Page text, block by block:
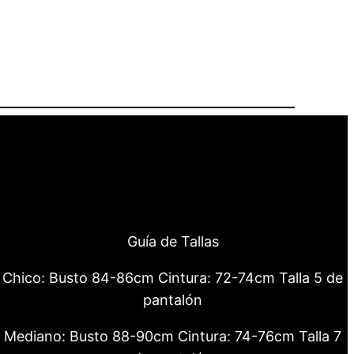
Guía de Tallas
Chico: Busto 84-86cm Cintura: 72-74cm Talla 5 de
pantalón
Mediano: Busto 88-90cm Cintura: 74-76cm Talla 7